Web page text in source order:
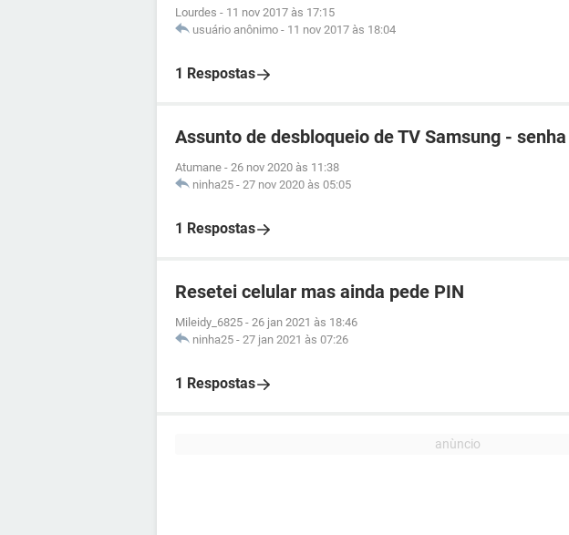
Lourdes - 11 nov 2017 às 17:15
usuário anônimo - 11 nov 2017 às 18:04
1 Respostas
Assunto de desbloqueio de TV Samsung -
Atumane - 26 nov 2020 às 11:38
ninha25 - 27 nov 2020 às 05:05
1 Respostas
Resetei celular mas ainda pede PIN
Mileidy_6825 - 26 jan 2021 às 18:46
ninha25 - 27 jan 2021 às 07:26
1 Respostas